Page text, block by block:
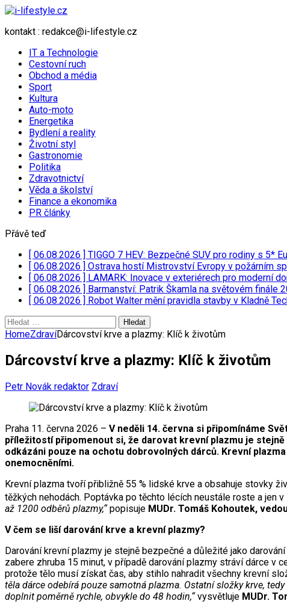
kontakt : redakce@i-lifestyle.cz
IT a Technologie
Cestovní ruch
Obchod a média
Sport
Kultura
Auto-moto
Energetika
Bydlení a reality
Životní styl
Gastronomie
Politika
Zdravotnictví
Věda a školství
Finance a ekonomika
PR články
Přávě teď
[ 06.08.2026 ] TIGGO 7 HEV: Bezpečné SUV pro rodiny s 5*
[ 06.08.2026 ] Ostrava hostí Mistrovství Evropy v požárním
[ 06.08.2026 ] LAMARK: Inovace v exteriérech pro moderní
[ 06.08.2026 ] Barmanství: Patrik Škamla na světovém finále
[ 06.08.2026 ] Robot Walter mění pravidla stavby v Kladně
Vyhledávání
HomeZdravíDárcovství krve a plazmy: Klíč k životům
Dárcovství krve a plazmy: Klíč k životům
Petr Novák redaktor Zdraví
Praha 11. června 2026 – V neděli 14. června si připomínáme
příležitostí připomenout si, že darovat krevní plazmu je
odkázáni pouze na ochotu dobrovolných dárců. Krevní
onemocněními.
Krevní plazma tvoří přibližně 55 % lidské krve a obsahuje stovky
těžkých nehodách. Poptávka po těchto lécích neustále roste a jen
až 1200 odběrů plazmy,“popisuje MUDr. Tomáš Kohoutek,
V čem se liší darování krve a krevní plazmy?
Darování krevní plazmy je stejně bezpečné a důležité jako
zabere zhruba 15 minut, v případě darování plazmy stráví dárce v
protože tělo musí získat čas, aby stihlo nahradit všechny krevní
těla dárce odebírá pouze samotná plazma. Ostatní složky krve,
doplnit poměrně rychle, obvykle do 48 hodin,“vysvětluje MUDr.